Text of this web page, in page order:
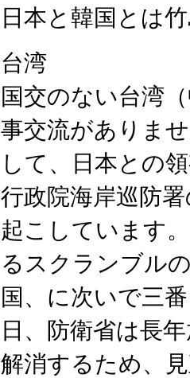
日本と韓国とは
台湾
国交のない台湾
事交流がありま
して、日本との
行政院海岸巡防
起こしています
るスクランブル
国、に次いで三
日、防衛省は長
解消するため、